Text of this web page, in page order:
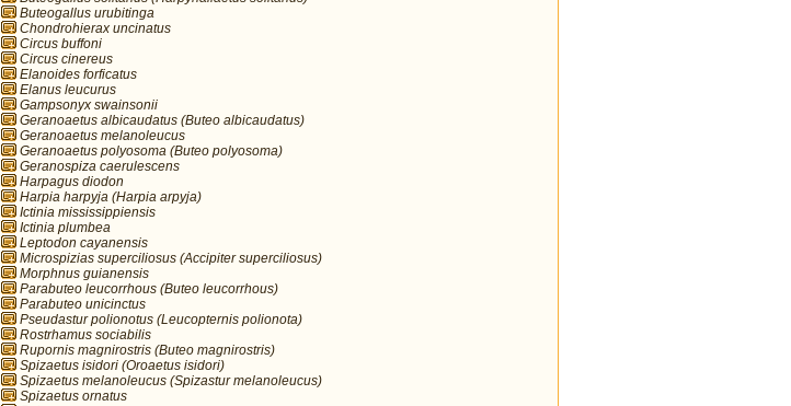
Buteogallus urubitinga
Chondrohierax uncinatus
Circus buffoni
Circus cinereus
Elanoides forficatus
Elanus leucurus
Gampsonyx swainsonii
Geranoaetus albicaudatus (Buteo albicaudatus)
Geranoaetus melanoleucus
Geranoaetus polyosoma (Buteo polyosoma)
Geranospiza caerulescens
Harpagus diodon
Harpia harpyja (Harpia arpyja)
Ictinia mississippiensis
Ictinia plumbea
Leptodon cayanensis
Microspizias superciliosus (Accipiter superciliosus)
Morphnus guianensis
Parabuteo leucorrhous (Buteo leucorrhous)
Parabuteo unicinctus
Pseudastur polionotus (Leucopternis polionota)
Rostrhamus sociabilis
Rupornis magnirostris (Buteo magnirostris)
Spizaetus isidori (Oroaetus isidori)
Spizaetus melanoleucus (Spizastur melanoleucus)
Spizaetus ornatus